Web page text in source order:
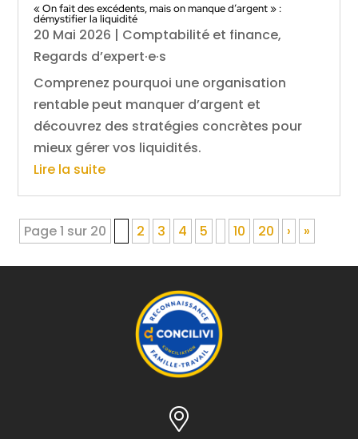
« On fait des excédents, mais on manque d’argent » :
démystifier la liquidité
20 Mai 2026 | Comptabilité et finance,
Regards d’expert·e·s
Comprenez pourquoi une organisation
rentable peut manquer d’argent et
découvrez des stratégies concrètes pour
mieux gérer vos liquidités.
Lire la suite
Page 1 sur 20 2 3 4 5 10 20 › »